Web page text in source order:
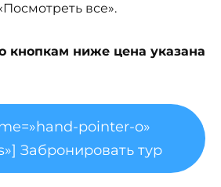
все».
кнопкам ниже цена указана
pointer-o»
Забронировать тур